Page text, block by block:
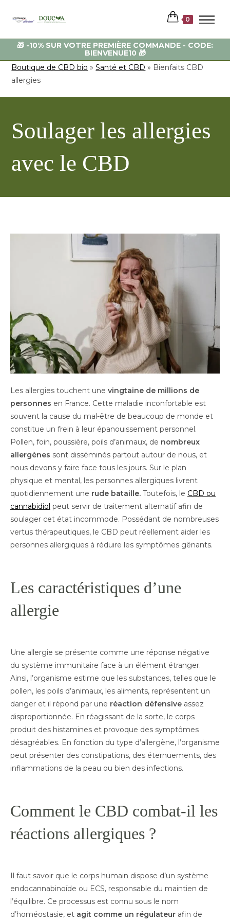
🎁 -10% SUR VOTRE PREMIÈRE COMMANDE - CODE:
BIENVENUE10 🎁
0
Boutique de CBD bio »Santé et CBD » Bienfaits CBD
allergies
Soulager les allergies
avec le CBD
Les allergies touchent une vingtaine de millions de
personnes en France. Cette maladie inconfortable est
souvent la cause du mal-être de beaucoup de monde et
constitue un frein à leur épanouissement personnel.
Pollen, foin, poussière, poils d’animaux, de nombreux
allergènes sont disséminés partout autour de nous, et
nous devons y faire face tous les jours. Sur le plan
physique et mental, les personnes allergiques livrent
quotidiennement une rude bataille. Toutefois, le CBD ou
cannabidiol peut servir de traitement alternatif afin de
soulager cet état incommode. Possédant de nombreuses
vertus thérapeutiques, le CBD peut réellement aider les
personnes allergiques à réduire les symptômes gênants.
Les caractéristiques d’une
allergie
Une allergie se présente comme une réponse négative
du système immunitaire face à un élément étranger.
Ainsi, l’organisme estime que les substances, telles que le
pollen, les poils d’animaux, les aliments, représentent un
danger et il répond par une réaction défensive assez
disproportionnée. En réagissant de la sorte, le corps
produit des histamines et provoque des symptômes
désagréables. En fonction du type d’allergène, l’organisme
peut présenter des constipations, des éternuements, des
inflammations de la peau ou bien des infections.
Comment le CBD combat-il les
réactions allergiques ?
Il faut savoir que le corps humain dispose d’un système
endocannabinoïde ou ECS, responsable du maintien de
l’équilibre. Ce processus est connu sous le nom
d’homéostasie, et agit comme un régulateur afin de